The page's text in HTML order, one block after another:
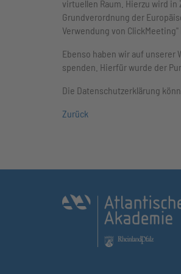
virtuellen Raum. Hierzu wird
Grundverordnung der
Verwendung von
Ebenso haben wir auf unserer
spenden. Hierfür wurde der
Die Datenschutzerklärung
Zurück